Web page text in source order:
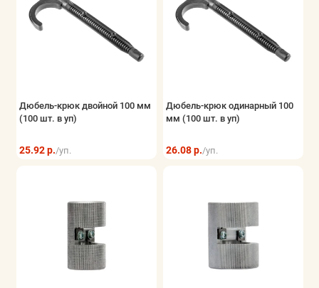
Дюбель-крюк двойной 100 мм
(100 шт. в уп)
25.92 р./уп.
Дюбель-крюк одинарный 100
мм (100 шт. в уп)
26.08 р./уп.